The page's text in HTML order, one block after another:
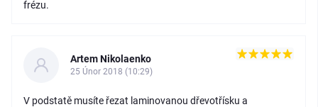
frézu.
Artem Nikolaenko
25 Únor 2018 (10:29)
V podstatě musíte řezat laminovanou dřevotřísku a